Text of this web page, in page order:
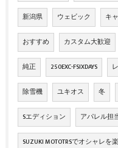
新潟県 ウェビック キ
おすすめ カスタム大歓迎
純正 250EXC-FSIXDAYS
除雪機 ユキオス 冬
Sエディション アパレル担
SUZUKI MOTOTRSでオシャレを